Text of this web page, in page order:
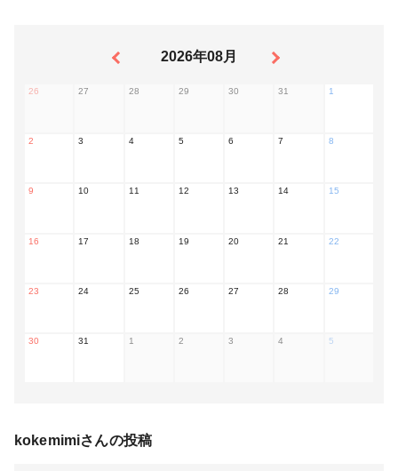
2026年08月
26 27 28 29 30 31 1
2 3 4 5 6 7 8
9 10 11 12 13 14 15
16 17 18 19 20 21 22
23 24 25 26 27 28 29
30 31 1 2 3 4 5
kokemimiさんの投稿